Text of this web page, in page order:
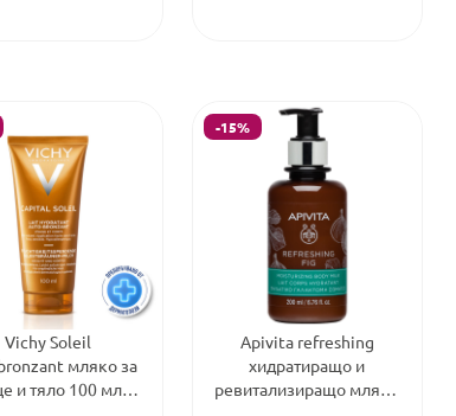
Vichy Soleil
мляко за
и тяло 100 мл
-15%
Apivita refreshing
хидратиращо и
ревитализиращо мляко